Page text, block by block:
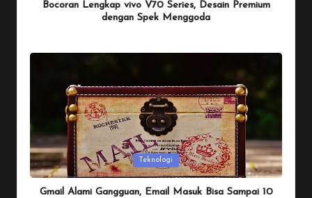
Bocoran Lengkap vivo V70 Series, Desain Premium
dengan Spek Menggoda
Posted
in
Teknologi
Gmail Alami Gangguan, Email Masuk Bisa Sampai 10